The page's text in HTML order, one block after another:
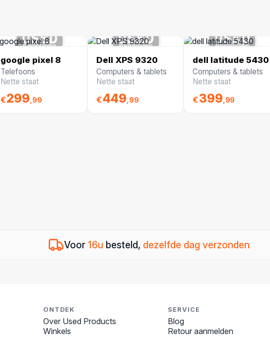
google pixel 8
Telefoons
Nette staat
€299 ,99
Dell XPS 9320
Computers & tablets
Nette staat
€449 ,99
dell latitude 5430
Computers & tablets
Nette staat
€399 ,99
Voor 16u besteld, dezelfde dag verzonden
ONTDEK
Over Used Products
Winkels
SERVICE
Blog
Retour aanmelden